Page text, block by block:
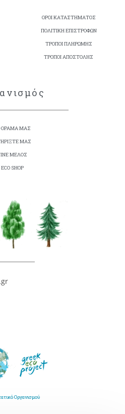
ΟΡΟΙ ΚΑΤΑΣΤΗΜΑΤΟΣ
ΠΟΛΙΤΙΚΗ ΕΠΙΣΤΡΟΦΩΝ
ΤΡΟΠΟΙ ΠΛΗΡΩΜΗΣ
ΤΡΟΠΟΙ ΑΠΟΣΤΟΛΗΣ
ΟΡΑΜΑ ΜΑΣ
ΜΑΣ
ΜΕΛΟΣ
ECO SHOP
Οργανισμού